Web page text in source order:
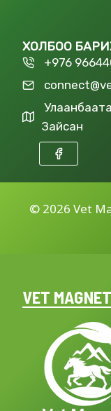
ХОЛБОО
+976
Зайсан
© 2026 Vet
VET